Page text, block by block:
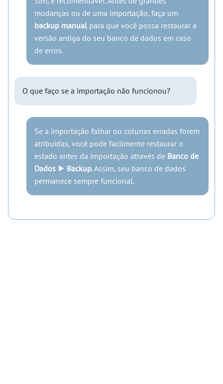
mudanças ou de uma importação, faça um
backup manual para que você possa restaurar a
versão antiga do seu banco de dados em caso
de erros.
O que faço se a importação não funcionou?
Se a importação falhar ou colunas erradas forem
atribuídas, você pode facilmente restaurar o
estado antes da importação através de Banco de
Dados ⯈ Backup. Assim, seu banco de dados
permanece sempre funcional.